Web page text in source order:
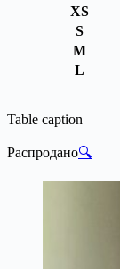
XS
S
M
L
Table caption
Распродано🔍